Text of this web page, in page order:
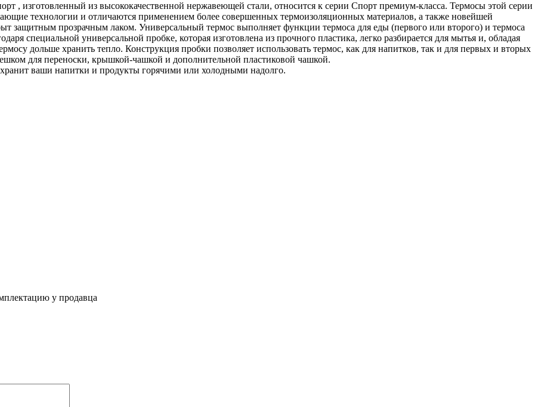
, изготовленный из высококачественной нержавеющей стали, относится к серии Спорт премиум-класса. Термосы этой серии
технологии и отличаются применением более совершенных термоизоляционных материалов, а также новейшей
защитным прозрачным лаком. Универсальный термос выполняет функции термоса для еды (первого или второго) и термоса
специальной универсальной пробке, которая изготовлена из прочного пластика, легко разбирается для мытья и, обладая
дольше хранить тепло. Конструкция пробки позволяет использовать термос, как для напитков, так и для первых и вторых
для переноски, крышкой-чашкой и дополнительной пластиковой чашкой.
ваши напитки и продукты горячими или холодными надолго.
у продавца